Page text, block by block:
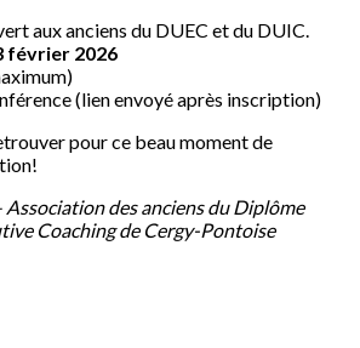
aux anciens du DUEC et du DUIC.
février 2026
(lien envoyé après inscription)
pour ce beau moment de
Association des anciens du Diplôme
Coaching de Cergy-Pontoise